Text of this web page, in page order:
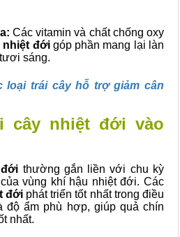
Các vitamin và chất chống oxy
nhiệt đớigóp phần mang lại làn
sáng.
loại trái cây hỗ trợ giảm cân
cây nhiệt đới vào
thường gắn liền với chu kỳ
vùng khí hậu nhiệt đới. Các
đớiphát triển tốt nhất trong điều
độ ẩm phù hợp, giúp quả chín
nhất.